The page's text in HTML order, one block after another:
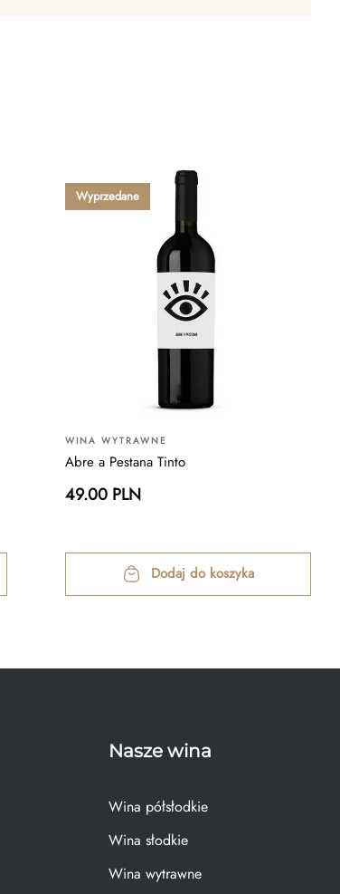
Wyprzedane
WINA WYTRAWNE
Abre a Pestana Tinto
49.00 PLN
Dodaj do koszyka
Nasze wina
Wina półsłodkie
Wina słodkie
Wina wytrawne